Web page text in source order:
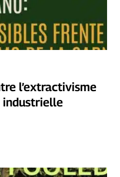
l’extractivisme
industrielle